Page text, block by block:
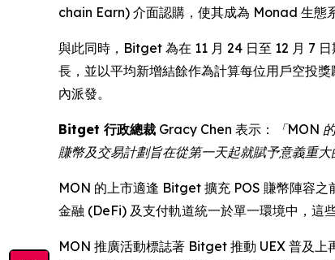
chain Earn) 介面認購，使其成為 Monad 生態
與此同時，Bitget 為在 11 月 24 日至 12 月 7
長，並以平均新增結餘作為計算每位用戶空投
內派發。
Bitget 行政總裁 Gracy Chen 表示：
「MON
賺幣及交易計劃旨在從第一天起就賦予意義重大
MON 的上市適逢 Bitget 擴充 POS 賺幣陣容
金融 (DeFi) 及支付軌道統一於單一環境中，這
MON 推廣活動標誌著 Bitget 推動 UEX 普及上